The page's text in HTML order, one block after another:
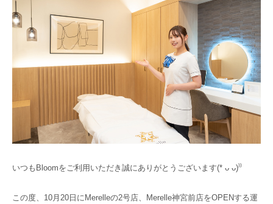
いつもBloomをご利用いただき誠にありがとうございます(* ᴗ ᴗ)⁾⁾
この度、10月20日にMerelleの2号店、Merelle神宮前店をOPENする運